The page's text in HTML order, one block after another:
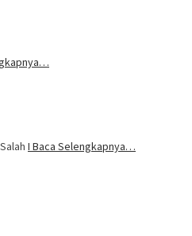
I Baca Selengkapnya…